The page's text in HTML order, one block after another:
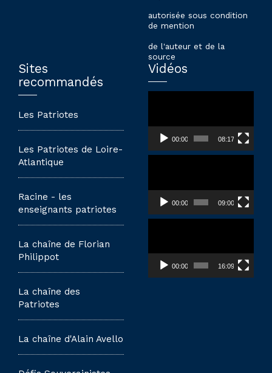
autorisée sous condition
de mention
de l'auteur et de la
source
Sites
recommandés
Les Patriotes
Les Patriotes de Loire-
Atlantique
Racine - les
enseignants patriotes
La chaîne de Florian
Philippot
La chaîne des
Patriotes
La chaîne d'Alain Avello
Vidéos
00:00 08:17
00:00 09:00
00:00 16:09